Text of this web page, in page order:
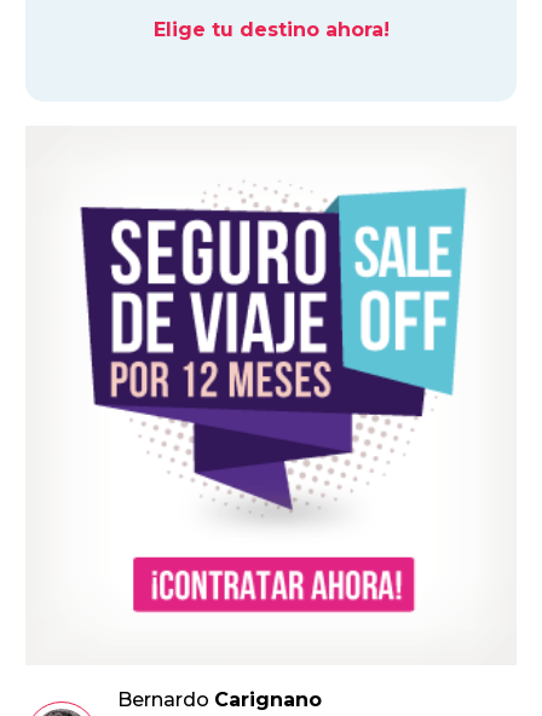
Elige tu destino ahora!
Bernardo Carignano